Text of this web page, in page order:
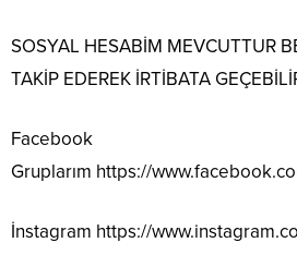
SOSYAL HESABİM MEVCUTTUR
TAKİP EDEREK İRTİBATA
Facebook
Gruplarım https://
İnstagram https://